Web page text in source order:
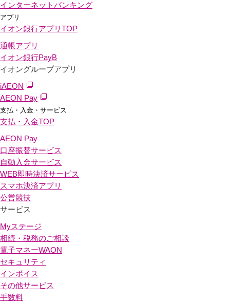
インターネットバンキング
アプリ
イオン銀行アプリ TOP
通帳アプリ
イオン銀行PayB
イオングループアプリ
iAEON
AEON Pay
支払・入金・サービス
支払・入金TOP
AEON Pay
口座振替サービス
自動入金サービス
WEB即時決済サービス
スマホ決済アプリ
公営競技
サービス
Myステージ
相続・税務のご相談
電子マネーWAON
セキュリティ
インボイス
その他サービス
手数料